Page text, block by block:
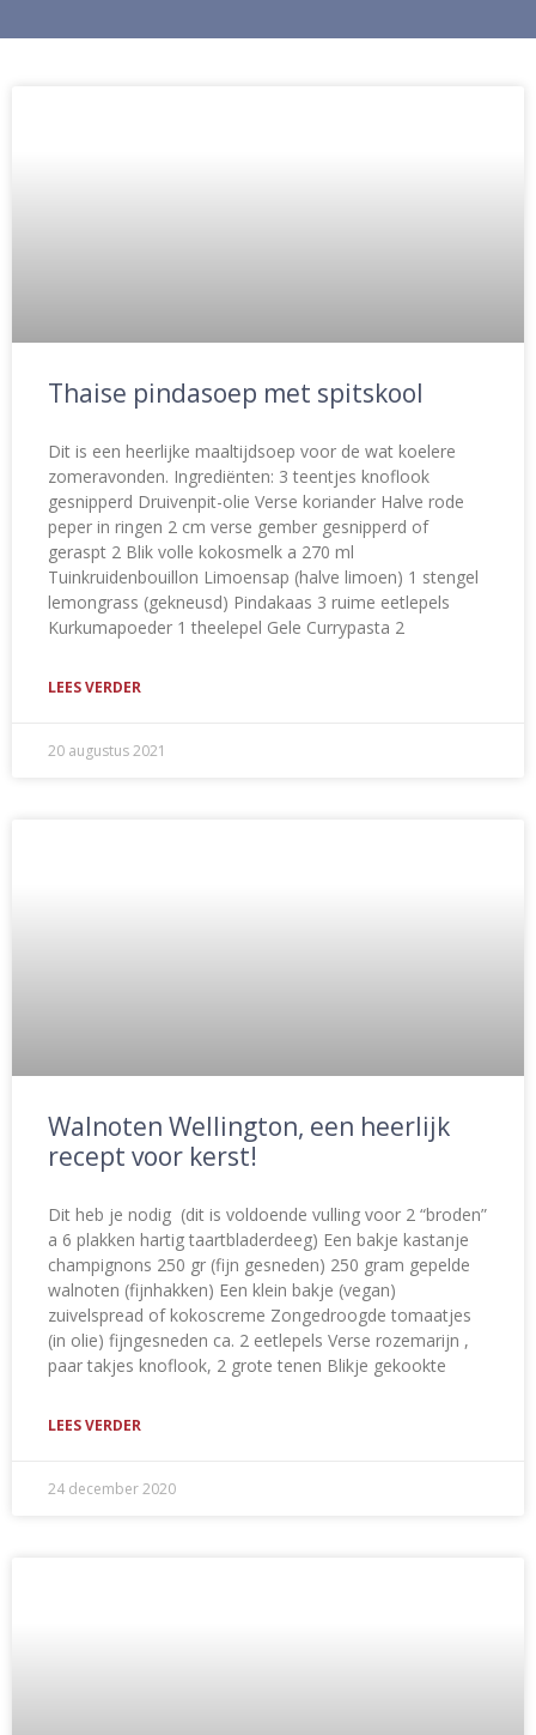
Thaise pindasoep met spitskool
Dit is een heerlijke maaltijdsoep voor de wat koelere
zomeravonden. Ingrediënten: 3 teentjes knoflook
gesnipperd Druivenpit-olie Verse koriander Halve rode
peper in ringen 2 cm verse gember gesnipperd of
geraspt 2 Blik volle kokosmelk a 270 ml
Tuinkruidenbouillon Limoensap (halve limoen) 1 stengel
lemongrass (gekneusd) Pindakaas 3 ruime eetlepels
Kurkumapoeder 1 theelepel Gele Currypasta 2
LEES VERDER
20 augustus 2021
Walnoten Wellington, een heerlijk
recept voor kerst!
Dit heb je nodig (dit is voldoende vulling voor 2 “broden”
a 6 plakken hartig taartbladerdeeg) Een bakje kastanje
champignons 250 gr (fijn gesneden) 250 gram gepelde
walnoten (fijnhakken) Een klein bakje (vegan)
zuivelspread of kokoscreme Zongedroogde tomaatjes
(in olie) fijngesneden ca. 2 eetlepels Verse rozemarijn ,
paar takjes knoflook, 2 grote tenen Blikje gekookte
LEES VERDER
24 december 2020